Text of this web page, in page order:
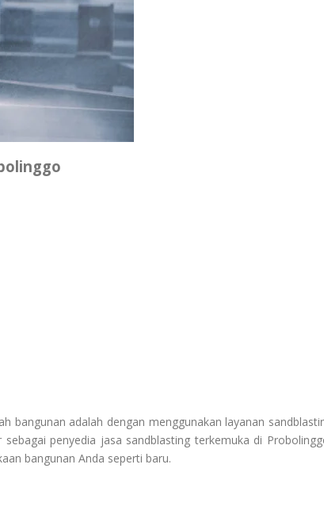
bangunan adalah dengan menggunakan layanan
penyedia jasa sandblasting terkemuka di
bangunan Anda seperti baru.